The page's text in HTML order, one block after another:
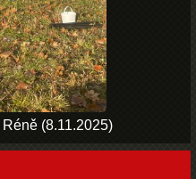
(8.11.2025)